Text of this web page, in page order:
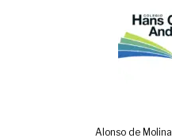
Alonso de